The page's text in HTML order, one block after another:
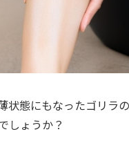
状態にもなったゴリラ
しょうか？